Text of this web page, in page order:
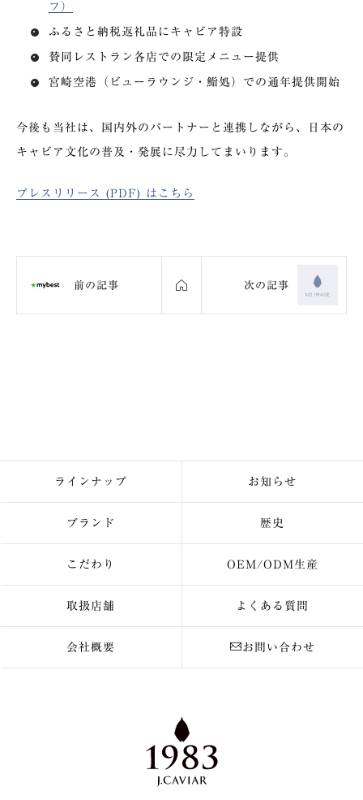
フ）
ふるさと納税返礼品にキャビア特設
賛同レストラン各店での限定メニュー提供
宮崎空港（ビューラウンジ・鮨処）での通年提供開始
今後も当社は、国内外のパートナーと連携しながら、日本の
キャビア文化の普及・発展に尽力してまいります。
プレスリリース (PDF) はこちら
前の記事 次の記事
ラインナップ お知らせ
ブランド 歴史
こだわり OEM/ODM生産
取扱店舗 よくある質問
会社概要 お問い合わせ